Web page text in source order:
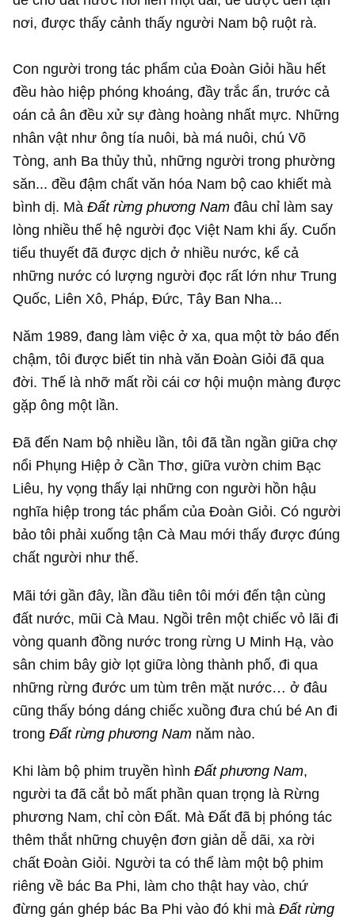
nơi, được thấy cảnh thấy người Nam bộ ruột rà.
Con người trong tác phẩm của Đoàn Giỏi hầu hết
đều hào hiệp phóng khoáng, đầy trắc ẩn, trước cả
oán cả ân đều xử sự đàng hoàng nhất mực. Những
nhân vật như ông tía nuôi, bà má nuôi, chú Võ
Tòng, anh Ba thủy thủ, những người trong phường
săn... đều đậm chất văn hóa Nam bộ cao khiết mà
bình dị. MàĐất rừng phương Nam đâu chỉ làm say
lòng nhiều thế hệ người đọc Việt Nam khi ấy. Cuốn
tiểu thuyết đã được dịch ở nhiều nước, kể cả
những nước có lượng người đọc rất lớn như Trung
Quốc, Liên Xô, Pháp, Đức, Tây Ban Nha...
Năm 1989, đang làm việc ở xa, qua một tờ báo đến
chậm, tôi được biết tin nhà văn Đoàn Giỏi đã qua
đời. Thế là nhỡ mất rồi cái cơ hội muộn màng được
gặp ông một lần.
Đã đến Nam bộ nhiều lần, tôi đã tần ngần giữa chợ
nổi Phụng Hiệp ở Cần Thơ, giữa vườn chim Bạc
Liêu, hy vọng thấy lại những con người hồn hậu
nghĩa hiệp trong tác phẩm của Đoàn Giỏi. Có người
bảo tôi phải xuống tận Cà Mau mới thấy được đúng
chất người như thế.
Mãi tới gần đây, lần đầu tiên tôi mới đến tận cùng
đất nước, mũi Cà Mau. Ngồi trên một chiếc vỏ lãi đi
vòng quanh đồng nước trong rừng U Minh Hạ, vào
sân chim bây giờ lọt giữa lòng thành phố, đi qua
những rừng đước um tùm trên mặt nước… ở đâu
cũng thấy bóng dáng chiếc xuồng đưa chú bé An đi
trongĐất rừng phương Nam năm nào.
Khi làm bộ phim truyền hìnhĐất phương Nam,
người ta đã cắt bỏ mất phần quan trọng là Rừng
phương Nam, chỉ còn Đất. Mà Đất đã bị phóng tác
thêm thắt những chuyện đơn giản dễ dãi, xa rời
chất Đoàn Giỏi. Người ta có thể làm một bộ phim
riêng về bác Ba Phi, làm cho thật hay vào, chứ
đừng gán ghép bác Ba Phi vào đó khi màĐất rừng